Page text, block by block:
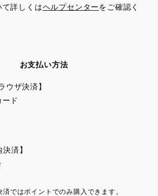
詳しくはヘルプセンター をご確認く
お支払い方法
ウザ決済】
ード
済】
ではポイントでのみ購入できます。